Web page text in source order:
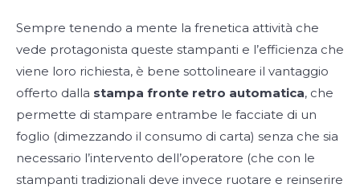
Sempre tenendo a mente la frenetica attività che
vede protagonista queste stampanti e l’efficienza che
viene loro richiesta, è bene sottolineare il vantaggio
offerto dalla stampa fronte retro automatica, che
permette di stampare entrambe le facciate di un
foglio (dimezzando il consumo di carta) senza che sia
necessario l’intervento dell’operatore (che con le
stampanti tradizionali deve invece ruotare e reinserire